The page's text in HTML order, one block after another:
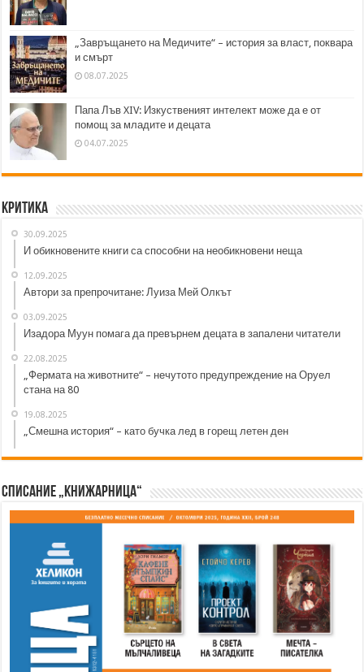
„Завръщането на Медичите“ – история за власт, поквара
и смърт
08.07.2025
Папа Лъв XIV: Изкуственият интелект може да е от
помощ за младите и децата
04.07.2025
Критика
30.09.2025
И обикновените книги са способни на необикновени неща
12.09.2025
Автори за препрочитане: Луиза Мей Олкът
03.09.2025
Изадора Муун помага да превърнем децата в запалени читатели
22.08.2025
„Фермата на животните“ – нечутото предупреждение на Оруел
стана на 80
19.08.2025
„Смешна история“ – като бучка лед в горещ летен ден
Списание „Книжарница“